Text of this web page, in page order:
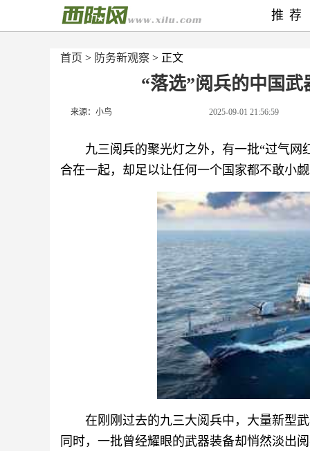
首页 > 防务新观察 > 正文
“落选”阅兵的中国
来源：小鸟 2025-09-01 21:56:59
九三阅兵的聚光灯之外，有一批“过气
合在一起，却足以让任何一个国家都不敢小
在刚刚过去的九三大阅兵中，大量新型
同时，一批曾经耀眼的武器装备却悄然淡出
推荐